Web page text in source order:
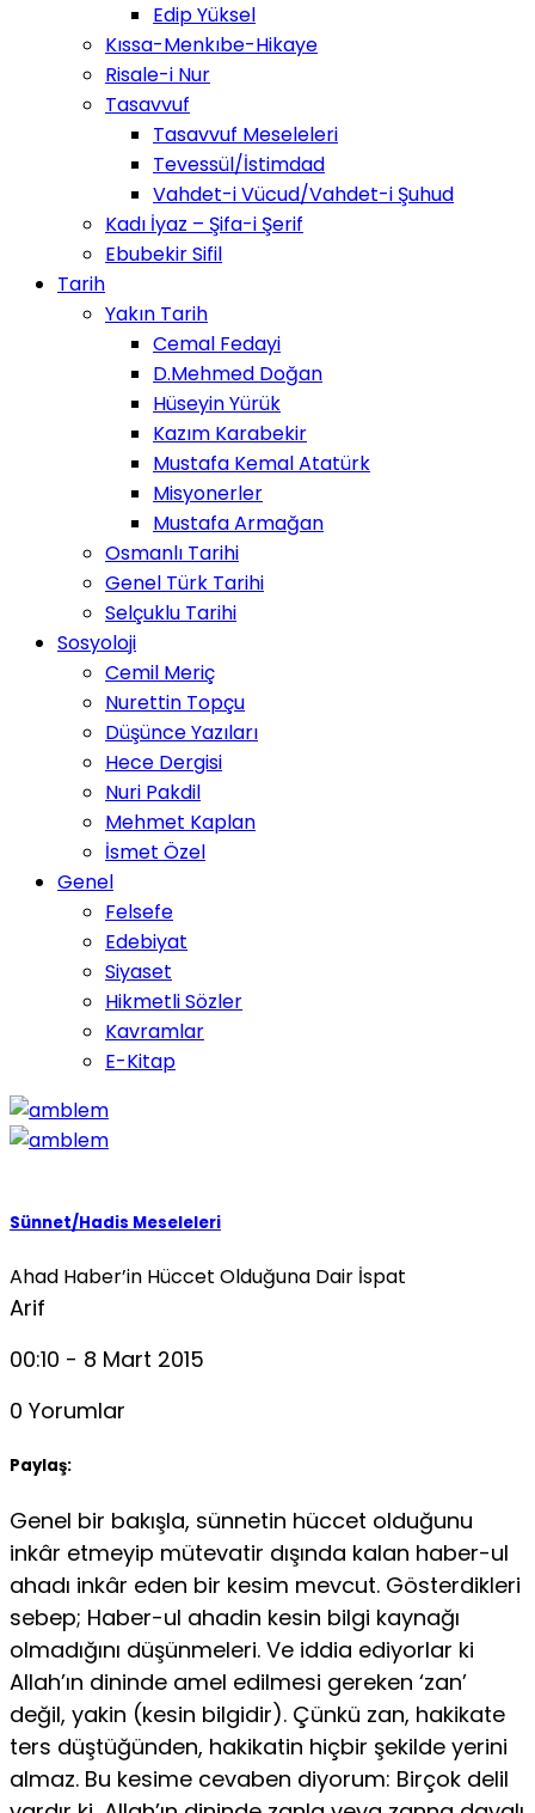
Edip Yüksel
Kıssa-Menkıbe-Hikaye
Risale-i Nur
Tasavvuf
Tasavvuf Meseleleri
Tevessül/İstimdad
Vahdet-i Vücud/Vahdet-i Şuhud
Kadı İyaz – Şifa-i Şerif
Ebubekir Sifil
Tarih
Yakın Tarih
Cemal Fedayi
D.Mehmed Doğan
Hüseyin Yürük
Kazım Karabekir
Mustafa Kemal Atatürk
Misyonerler
Mustafa Armağan
Osmanlı Tarihi
Genel Türk Tarihi
Selçuklu Tarihi
Sosyoloji
Cemil Meriç
Nurettin Topçu
Düşünce Yazıları
Hece Dergisi
Nuri Pakdil
Mehmet Kaplan
İsmet Özel
Genel
Felsefe
Edebiyat
Siyaset
Hikmetli Sözler
Kavramlar
E-Kitap
Sünnet/Hadis Meseleleri
Ahad Haber’in Hüccet Olduğuna Dair İspat
Arif
00:10 - 8 Mart 2015
0 Yorumlar
Paylaş:
Genel bir bakışla, sünnetin hüccet olduğunu
inkâr etmeyip mütevatir dışında kalan haber-ul
ahadı inkâr eden bir kesim mevcut. Gösterdikleri
sebep; Haber-ul ahadin kesin bilgi kaynağı
olmadığını düşünmeleri. Ve iddia ediyorlar ki
Allah’ın dininde amel edilmesi gereken ‘zan’
değil, yakin (kesin bilgidir). Çünkü zan, hakikate
ters düştüğünden, hakikatin hiçbir şekilde yerini
almaz. Bu kesime cevaben diyorum: Birçok delil